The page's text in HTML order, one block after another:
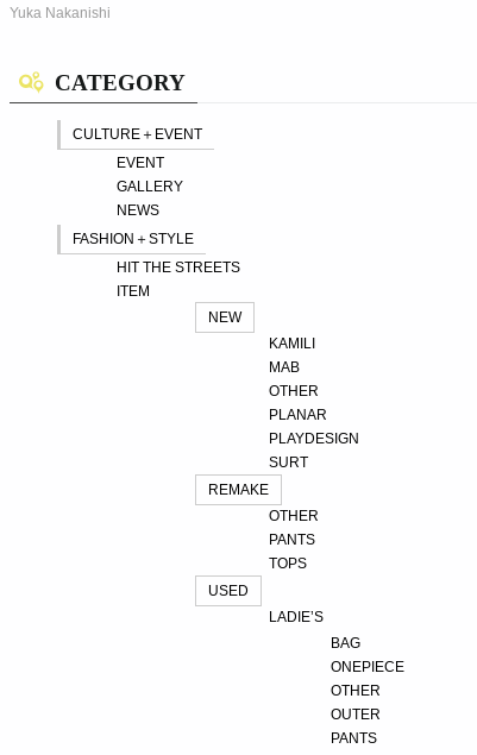
Yuka Nakanishi
CATEGORY
CULTURE＋EVENT
EVENT
GALLERY
NEWS
FASHION＋STYLE
HIT THE STREETS
ITEM
NEW
KAMILI
MAB
OTHER
PLANAR
PLAYDESIGN
SURT
REMAKE
OTHER
PANTS
TOPS
USED
LADIE’S
BAG
ONEPIECE
OTHER
OUTER
PANTS